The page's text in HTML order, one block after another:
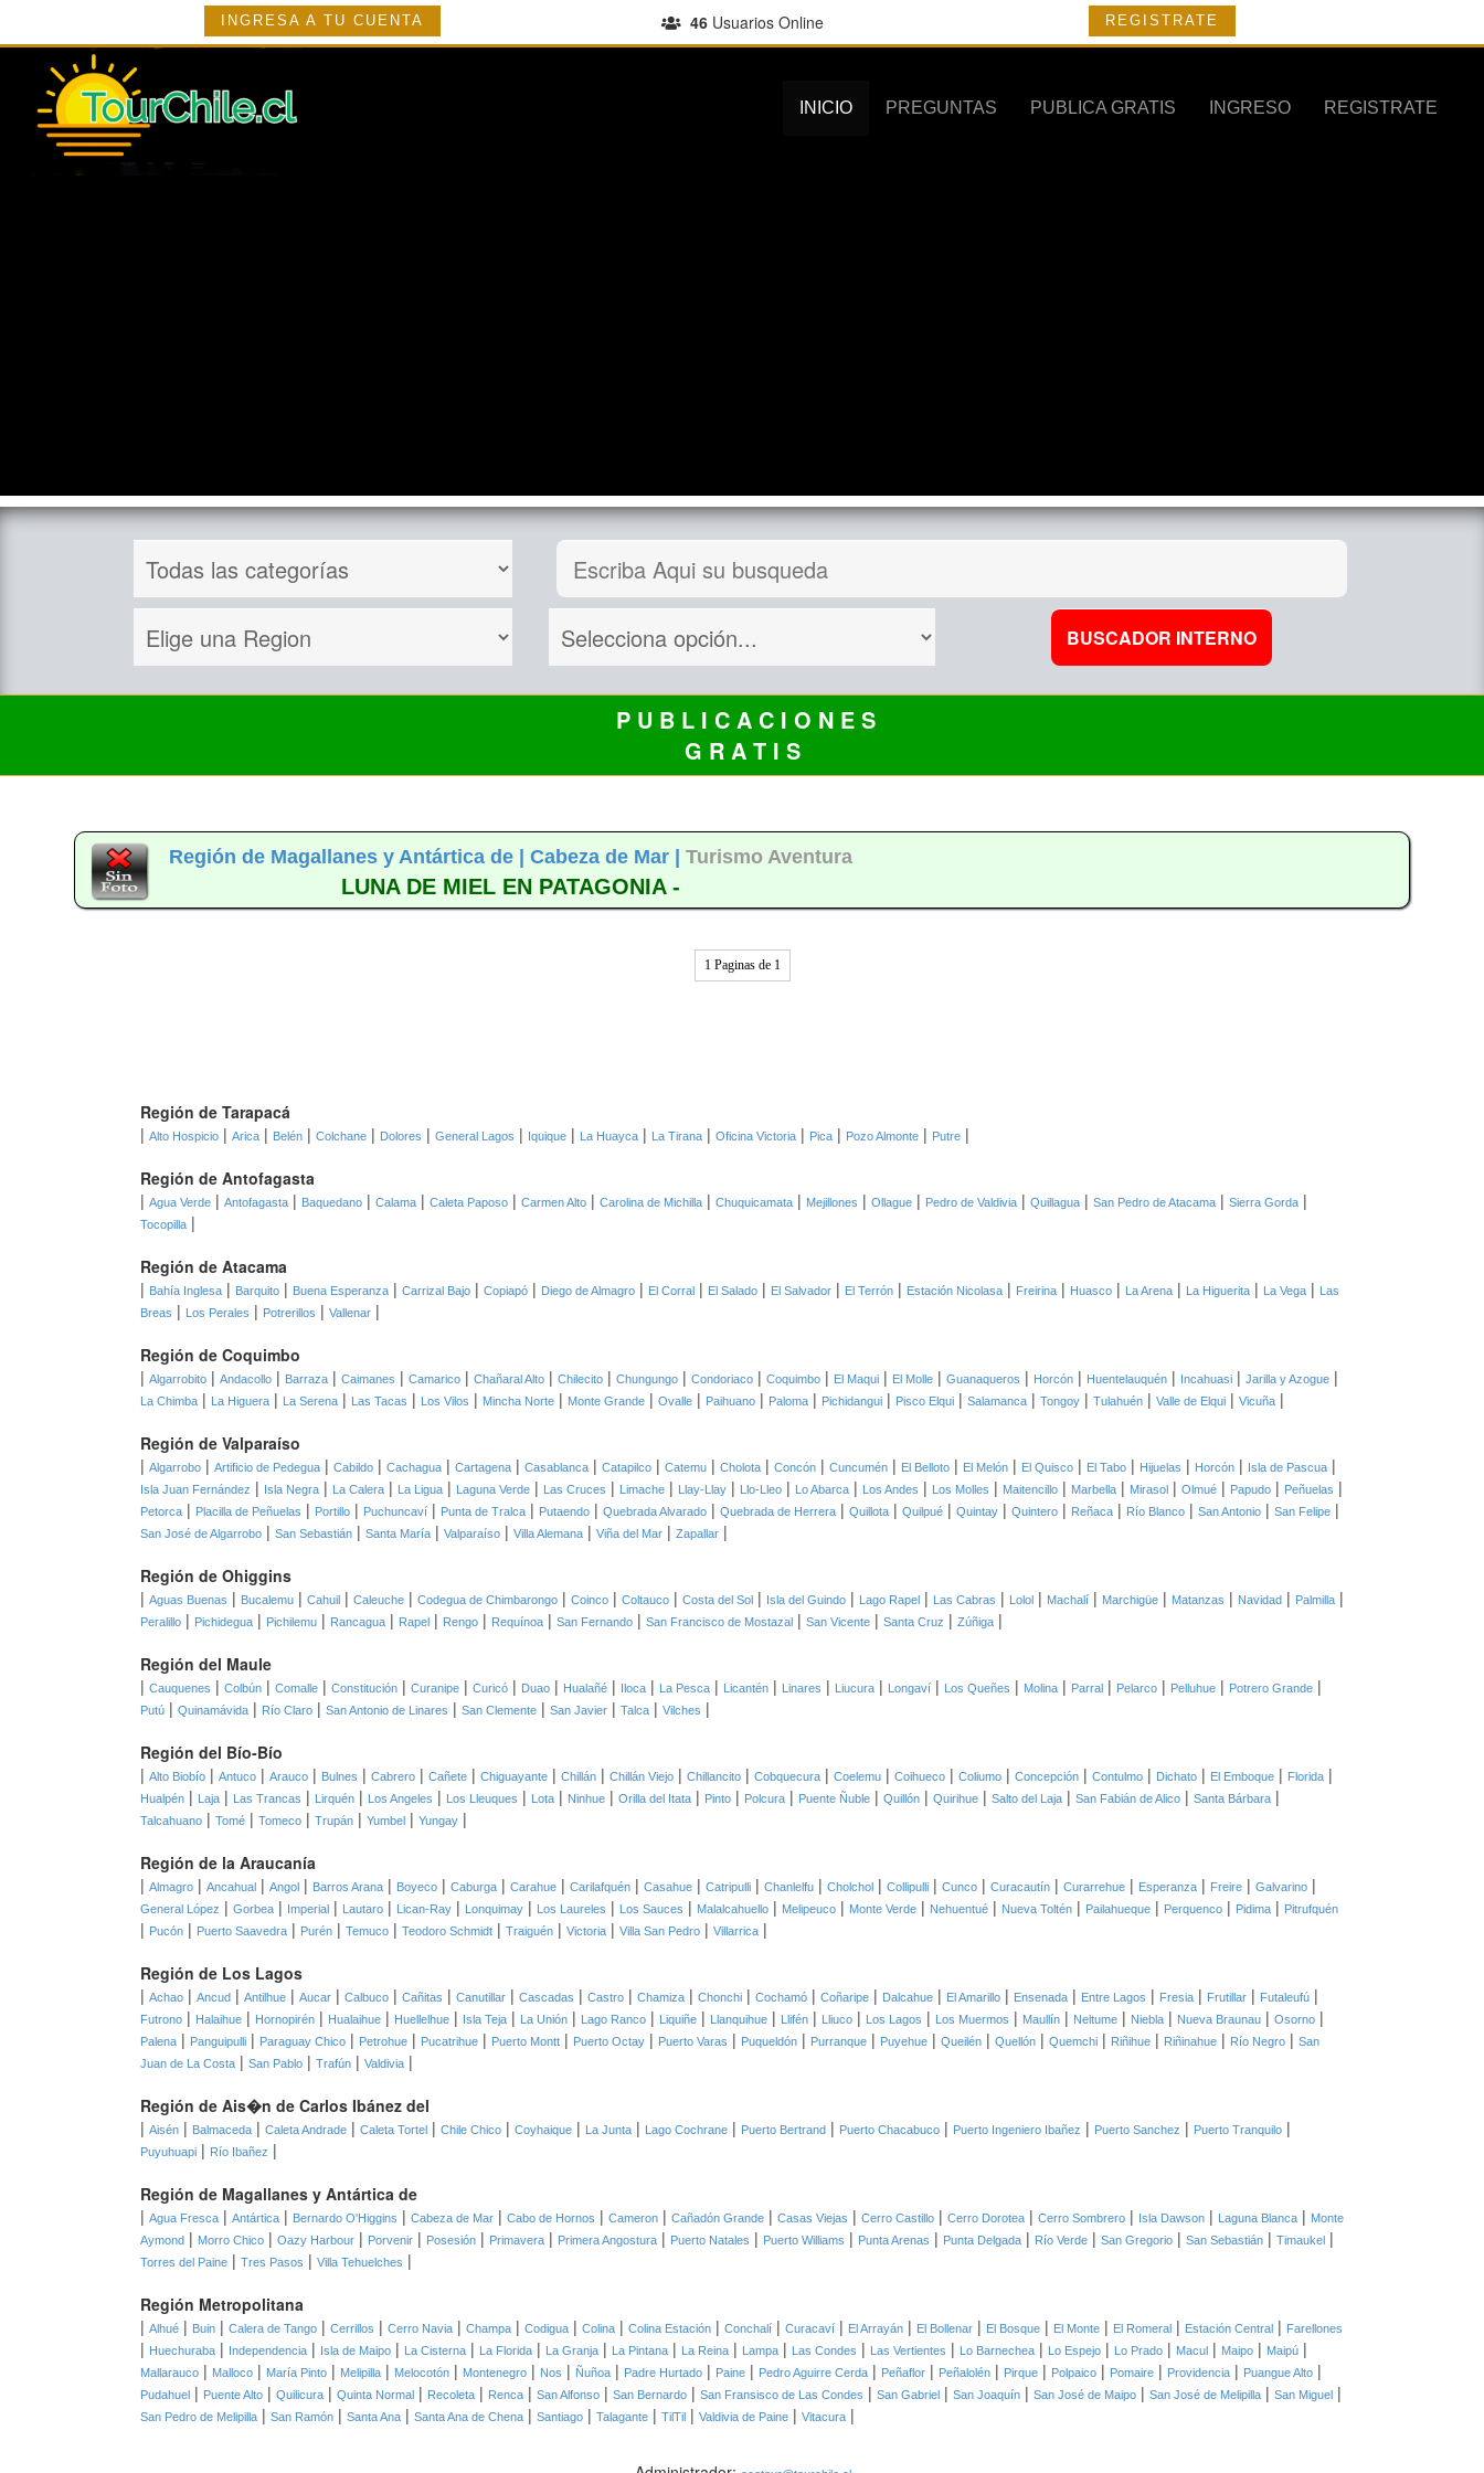
INGRESA A TU CUENTA 46Usuarios Online REGISTRATE
INICIO PREGUNTAS PUBLICA GRATIS INGRESO REGISTRATE
P U B L I C A C I O N E S
G R A T I S
Región de Magallanes y Antártica de |Cabeza de Mar |Turismo Aventura
LUNA DE MIEL EN PATAGONIA -
1 Paginas de 1
Región de Tarapacá
| Alto Hospicio | Arica | Belén | Colchane | Dolores | General Lagos | Iquique | La Huayca | La Tirana | Oficina Victoria | Pica | Pozo Almonte | Putre |
Región de Antofagasta
| Agua Verde | Antofagasta | Baquedano | Calama | Caleta Paposo | Carmen Alto | Carolina de Michilla | Chuquicamata | Mejillones | Ollague | Pedro de Valdivia | Quillagua | San Pedro de Atacama | Sierra Gorda |
Tocopilla |
Región de Atacama
| Bahía Inglesa | Barquito | Buena Esperanza | Carrizal Bajo | Copiapó | Diego de Almagro | El Corral | El Salado | El Salvador | El Terrón | Estación Nicolasa | Freirina | Huasco | La Arena | La Higuerita | La Vega | Las
Breas | Los Perales | Potrerillos | Vallenar |
Región de Coquimbo
| Algarrobito | Andacollo | Barraza | Caimanes | Camarico | Chañaral Alto | Chilecito | Chungungo | Condoriaco | Coquimbo | El Maqui | El Molle | Guanaqueros | Horcón | Huentelauquén | Incahuasi | Jarilla y Azogue |
La Chimba | La Higuera | La Serena | Las Tacas | Los Vilos | Mincha Norte | Monte Grande | Ovalle | Paihuano | Paloma | Pichidangui | Pisco Elqui | Salamanca | Tongoy | Tulahuén | Valle de Elqui | Vicuña |
Región de Valparaíso
| Algarrobo | Artificio de Pedegua | Cabildo | Cachagua | Cartagena | Casablanca | Catapilco | Catemu | Cholota | Concón | Cuncumén | El Belloto | El Melón | El Quisco | El Tabo | Hijuelas | Horcón | Isla de Pascua |
Isla Juan Fernández | Isla Negra | La Calera | La Ligua | Laguna Verde | Las Cruces | Limache | Llay-Llay | Llo-Lleo | Lo Abarca | Los Andes | Los Molles | Maitencillo | Marbella | Mirasol | Olmué | Papudo | Peñuelas |
Petorca | Placilla de Peñuelas | Portillo | Puchuncaví | Punta de Tralca | Putaendo | Quebrada Alvarado | Quebrada de Herrera | Quillota | Quilpué | Quintay | Quintero | Reñaca | Río Blanco | San Antonio | San Felipe |
San José de Algarrobo | San Sebastián | Santa María | Valparaíso | Villa Alemana | Viña del Mar | Zapallar |
Región de Ohiggins
| Aguas Buenas | Bucalemu | Cahuil | Caleuche | Codegua de Chimbarongo | Coinco | Coltauco | Costa del Sol | Isla del Guindo | Lago Rapel | Las Cabras | Lolol | Machalí | Marchigüe | Matanzas | Navidad | Palmilla |
Peralillo | Pichidegua | Pichilemu | Rancagua | Rapel | Rengo | Requínoa | San Fernando | San Francisco de Mostazal | San Vicente | Santa Cruz | Zúñiga |
Región del Maule
| Cauquenes | Colbún | Comalle | Constitución | Curanipe | Curicó | Duao | Hualañé | Iloca | La Pesca | Licantén | Linares | Liucura | Longaví | Los Queñes | Molina | Parral | Pelarco | Pelluhue | Potrero Grande |
Putú | Quinamávida | Río Claro | San Antonio de Linares | San Clemente | San Javier | Talca | Vilches |
Región del Bío-Bío
| Alto Biobío | Antuco | Arauco | Bulnes | Cabrero | Cañete | Chiguayante | Chillán | Chillán Viejo | Chillancito | Cobquecura | Coelemu | Coihueco | Coliumo | Concepción | Contulmo | Dichato | El Emboque | Florida |
Hualpén | Laja | Las Trancas | Lirquén | Los Angeles | Los Lleuques | Lota | Ninhue | Orilla del Itata | Pinto | Polcura | Puente Ñuble | Quillón | Quirihue | Salto del Laja | San Fabián de Alico | Santa Bárbara |
Talcahuano | Tomé | Tomeco | Trupán | Yumbel | Yungay |
Región de la Araucanía
| Almagro | Ancahual | Angol | Barros Arana | Boyeco | Caburga | Carahue | Carilafquén | Casahue | Catripulli | Chanlelfu | Cholchol | Collipulli | Cunco | Curacautín | Curarrehue | Esperanza | Freire | Galvarino |
General López | Gorbea | Imperial | Lautaro | Lican-Ray | Lonquimay | Los Laureles | Los Sauces | Malalcahuello | Melipeuco | Monte Verde | Nehuentué | Nueva Toltén | Pailahueque | Perquenco | Pidima | Pitrufquén
| Pucón | Puerto Saavedra | Purén | Temuco | Teodoro Schmidt | Traiguén | Victoria | Villa San Pedro | Villarrica |
Región de Los Lagos
| Achao | Ancud | Antilhue | Aucar | Calbuco | Cañitas | Canutillar | Cascadas | Castro | Chamiza | Chonchi | Cochamó | Coñaripe | Dalcahue | El Amarillo | Ensenada | Entre Lagos | Fresia | Frutillar | Futaleufú |
Futrono | Halaihue | Hornopirén | Hualaihue | Huellelhue | Isla Teja | La Unión | Lago Ranco | Liquiñe | Llanquihue | Llifén | Lliuco | Los Lagos | Los Muermos | Maullín | Neltume | Niebla | Nueva Braunau | Osorno |
Palena | Panguipulli | Paraguay Chico | Petrohue | Pucatrihue | Puerto Montt | Puerto Octay | Puerto Varas | Puqueldón | Purranque | Puyehue | Queilén | Quellón | Quemchi | Riñihue | Riñinahue | Río Negro | San
Juan de La Costa | San Pablo | Trafún | Valdivia |
Región de Ais�n de Carlos Ibánez del
| Aisén | Balmaceda | Caleta Andrade | Caleta Tortel | Chile Chico | Coyhaique | La Junta | Lago Cochrane | Puerto Bertrand | Puerto Chacabuco | Puerto Ingeniero Ibañez | Puerto Sanchez | Puerto Tranquilo |
Puyuhuapi | Río Ibañez |
Región de Magallanes y Antártica de
| Agua Fresca | Antártica | Bernardo O'Higgins | Cabeza de Mar | Cabo de Hornos | Cameron | Cañadón Grande | Casas Viejas | Cerro Castillo | Cerro Dorotea | Cerro Sombrero | Isla Dawson | Laguna Blanca | Monte
Aymond | Morro Chico | Oazy Harbour | Porvenir | Posesión | Primavera | Primera Angostura | Puerto Natales | Puerto Williams | Punta Arenas | Punta Delgada | Río Verde | San Gregorio | San Sebastián | Timaukel |
Torres del Paine | Tres Pasos | Villa Tehuelches |
Región Metropolitana
| Alhué | Buin | Calera de Tango | Cerrillos | Cerro Navia | Champa | Codigua | Colina | Colina Estación | Conchalí | Curacaví | El Arrayán | El Bollenar | El Bosque | El Monte | El Romeral | Estación Central | Farellones
| Huechuraba | Independencia | Isla de Maipo | La Cisterna | La Florida | La Granja | La Pintana | La Reina | Lampa | Las Condes | Las Vertientes | Lo Barnechea | Lo Espejo | Lo Prado | Macul | Maipo | Maipú |
Mallarauco | Malloco | María Pinto | Melipilla | Melocotón | Montenegro | Nos | Ñuñoa | Padre Hurtado | Paine | Pedro Aguirre Cerda | Peñaflor | Peñalolén | Pirque | Polpaico | Pomaire | Providencia | Puangue Alto |
Pudahuel | Puente Alto | Quilicura | Quinta Normal | Recoleta | Renca | San Alfonso | San Bernardo | San Fransisco de Las Condes | San Gabriel | San Joaquín | San José de Maipo | San José de Melipilla | San Miguel |
San Pedro de Melipilla | San Ramón | Santa Ana | Santa Ana de Chena | Santiago | Talagante | TilTil | Valdivia de Paine | Vitacura |